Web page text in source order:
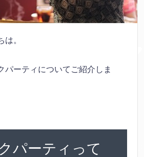
。
パーティについてご紹介しま
パーティって